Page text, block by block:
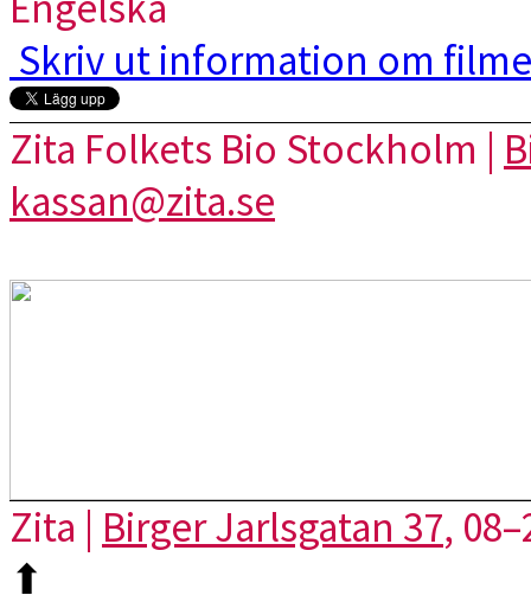
Skriv ut information om
Zita Folkets Bio Stockholm |
kassan@zita.se
Zita | Birger Jarlsgatan 37,
⬆︎